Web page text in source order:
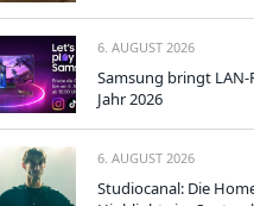
6. AUGUST 2026
Samsung bringt
Jahr 2026
6. AUGUST 2026
Studiocanal: Die